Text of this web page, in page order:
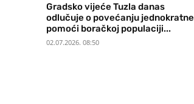
Gradsko vijeće Tuzla danas
odlučuje o povećanju jednokratne
pomoći boračkoj populaciji...
02.07.2026. 08:50